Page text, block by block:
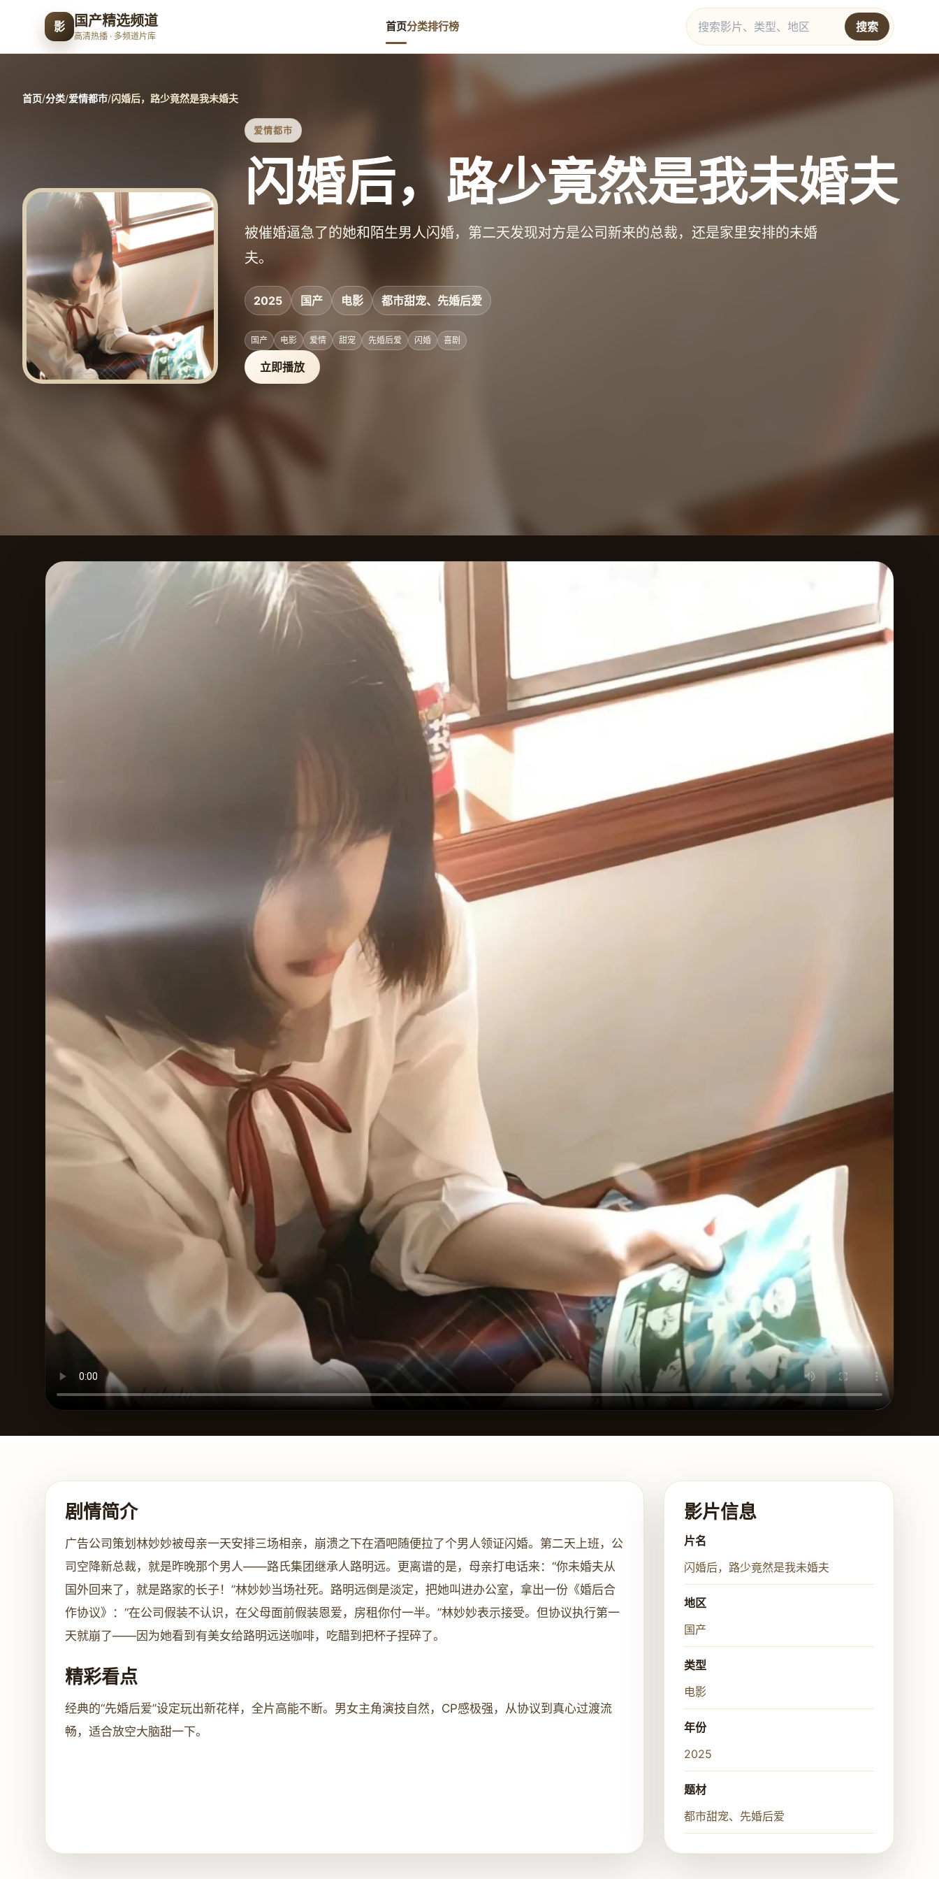
影 国产精选频道
高清热播 · 多频道片库
首页分类排行榜 搜索
首页/分类/爱情都市/闪婚后，路少竟然是我未婚夫
爱情都市
闪婚后，路少竟然是我未婚夫
被催婚逼急了的她和陌生男人闪婚，第二天发现对方是公司新来的总裁，还是家里安排的未婚
夫。
2025 国产 电影 都市甜宠、先婚后爱
国产 电影 爱情 甜宠 先婚后爱 闪婚 喜剧
立即播放
剧情简介
广告公司策划林妙妙被母亲一天安排三场相亲，崩溃之下在酒吧随便拉了个男人领证闪婚。第二天上班，公
司空降新总裁，就是昨晚那个男人——路氏集团继承人路明远。更离谱的是，母亲打电话来：“你未婚夫从
国外回来了，就是路家的长子！”林妙妙当场社死。路明远倒是淡定，把她叫进办公室，拿出一份《婚后合
作协议》：“在公司假装不认识，在父母面前假装恩爱，房租你付一半。”林妙妙表示接受。但协议执行第一
天就崩了——因为她看到有美女给路明远送咖啡，吃醋到把杯子捏碎了。
精彩看点
经典的“先婚后爱”设定玩出新花样，全片高能不断。男女主角演技自然，CP感极强，从协议到真心过渡流
畅，适合放空大脑甜一下。
影片信息
片名
闪婚后，路少竟然是我未婚夫
地区
国产
类型
电影
年份
2025
题材
都市甜宠、先婚后爱